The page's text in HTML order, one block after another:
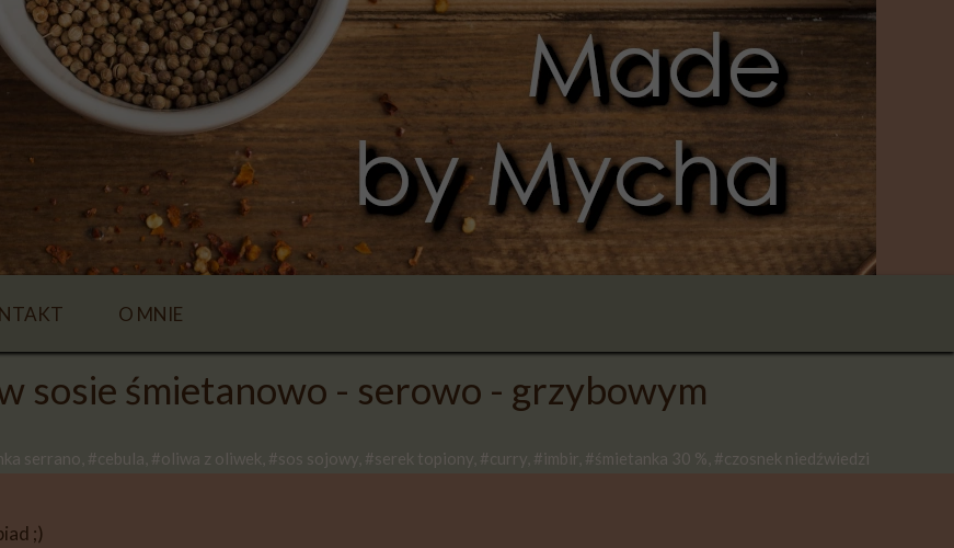
serrano, #cebula, #oliwa z oliwek, #sos sojowy, #serek topiony, #curry, #imbir, #śmietanka 30 %, #czosnek niedźwiedzi
O MNIE
sosie śmietanowo - serowo - grzybowym
;)